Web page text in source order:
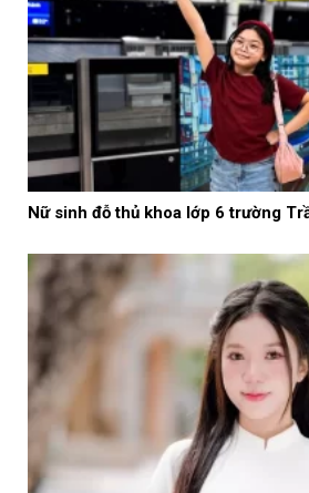
Nữ sinh đỗ thủ khoa lớp 6 trường